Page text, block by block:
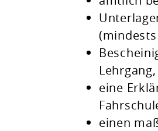
Lehrgang,
eine
einen